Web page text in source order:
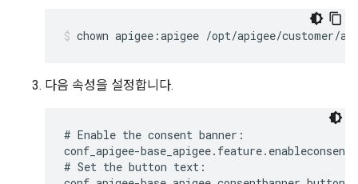
chown apigee:apigee /opt/apigee/customer/
다음 속성을 설정합니다.
# Enable the consent banner:
conf_apigee-
# Set the button text: